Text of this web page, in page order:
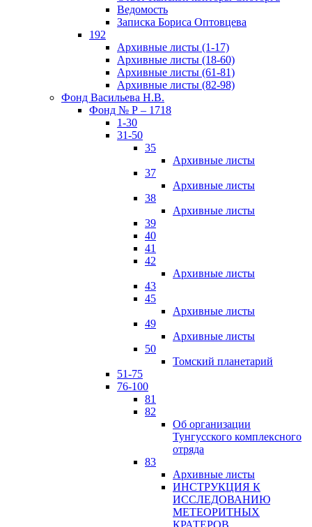
Ведомость
Записка Бориса Оптовцева
192
Архивные листы (1-17)
Архивные листы (18-60)
Архивные листы (61-81)
Архивные листы (82-98)
Фонд Васильева Н.В.
Фонд № Р – 1718
1-30
31-50
35
Архивные листы
37
Архивные листы
38
Архивные листы
39
40
41
42
Архивные листы
43
45
Архивные листы
49
Архивные листы
50
Томский планетарий
51-75
76-100
81
82
Об организации
Тунгусского комплексного
отряда
83
Архивные листы
ИНСТРУКЦИЯ К
ИССЛЕДОВАНИЮ
МЕТЕОРИТНЫХ
КРАТЕРОВ